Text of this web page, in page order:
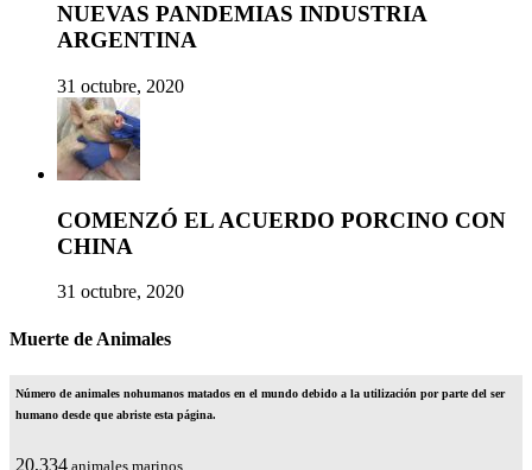
NUEVAS PANDEMIAS INDUSTRIA
ARGENTINA
31 octubre, 2020
COMENZÓ EL ACUERDO PORCINO CON
CHINA
31 octubre, 2020
Muerte de Animales
Número de animales nohumanos matados en el mundo debido a la utilización por parte del ser
humano desde que abriste esta página.
23,901 animales marinos